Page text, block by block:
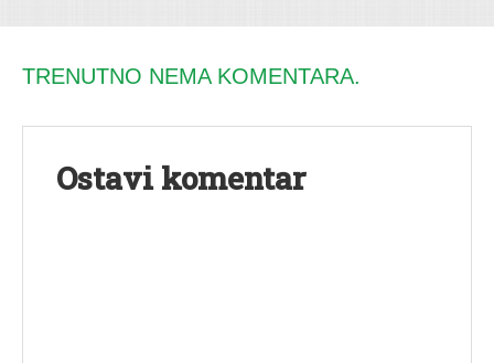
TRENUTNO NEMA KOMENTARA.
Ostavi komentar